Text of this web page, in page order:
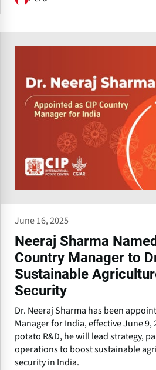
June 16, 2025
Neeraj Sharma
Country Manager to
Sustainable
Security
Dr. Neeraj Sharma has been
Manager for India, effective June 9,
potato R&D, he will lead strategy,
operations to boost sustainable
security in India.